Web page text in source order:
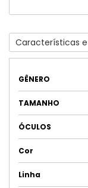
Características
GÊNERO
TAMANHO
ÓCULOS
Cor
Linha